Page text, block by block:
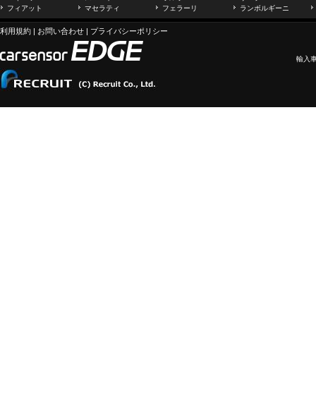
フィアット
マセラティ フェラーリ ランボルギーニ
利用規約 | お問い合わせ | プライバシーポリシー
輸入